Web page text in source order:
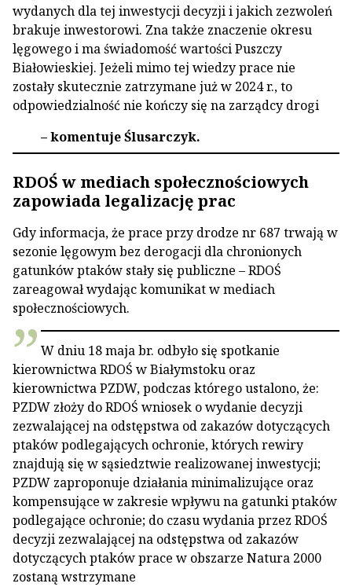
wydanych dla tej inwestycji decyzji i jakich zezwoleń
brakuje inwestorowi. Zna także znaczenie okresu
lęgowego i ma świadomość wartości Puszczy
Białowieskiej. Jeżeli mimo tej wiedzy prace nie
zostały skutecznie zatrzymane już w 2024 r., to
odpowiedzialność nie kończy się na zarządcy drogi
– komentuje Ślusarczyk.
RDOŚ w mediach społecznościowych
zapowiada legalizację prac
Gdy informacja, że prace przy drodze nr 687 trwają w
sezonie lęgowym bez derogacji dla chronionych
gatunków ptaków stały się publiczne – RDOŚ
zareagował wydając komunikat w mediach
społecznościowych.
W dniu 18 maja br. odbyło się spotkanie
kierownictwa RDOŚ w Białymstoku oraz
kierownictwa PZDW, podczas którego ustalono, że:
PZDW złoży do RDOŚ wniosek o wydanie decyzji
zezwalającej na odstępstwa od zakazów dotyczących
ptaków podlegających ochronie, których rewiry
znajdują się w sąsiedztwie realizowanej inwestycji;
PZDW zaproponuje działania minimalizujące oraz
kompensujące w zakresie wpływu na gatunki ptaków
podlegające ochronie; do czasu wydania przez RDOŚ
decyzji zezwalającej na odstępstwa od zakazów
dotyczących ptaków prace w obszarze Natura 2000
zostaną wstrzymane